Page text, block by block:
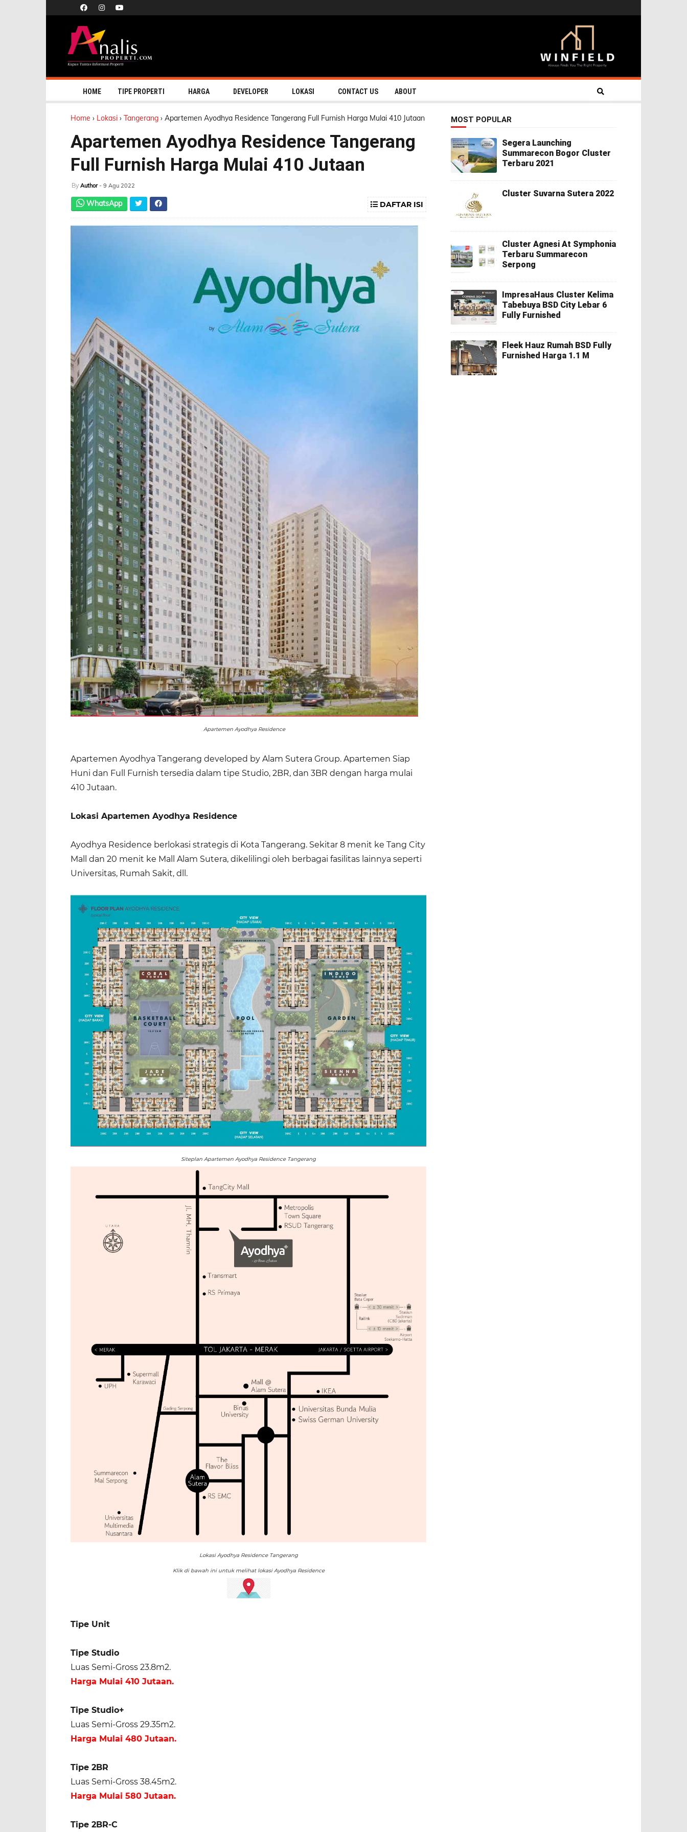
HOME TIPE PROPERTI HARGA DEVELOPER LOKASI CONTACT US ABOUT
Home › Lokasi › Tangerang › Apartemen Ayodhya Residence Tangerang Full Furnish Harga Mulai 410 Jutaan
Apartemen Ayodhya Residence Tangerang
Full Furnish Harga Mulai 410 Jutaan
By Author - 9 Agu 2022
WhatsApp DAFTAR ISI
Apartemen Ayodhya Residence
Apartemen Ayodhya Tangerang developed by Alam Sutera Group. Apartemen Siap
Huni dan Full Furnish tersedia dalam tipe Studio, 2BR, dan 3BR dengan harga mulai
410 Jutaan.
Lokasi Apartemen Ayodhya Residence
Ayodhya Residence berlokasi strategis di Kota Tangerang. Sekitar 8 menit ke Tang City
Mall dan 20 menit ke Mall Alam Sutera, dikelilingi oleh berbagai fasilitas lainnya seperti
Universitas, Rumah Sakit, dll.
Siteplan Apartemen Ayodhya Residence Tangerang
Lokasi Ayodhya Residence Tangerang
Klik di bawah ini untuk melihat lokasi Ayodhya Residence
Tipe Unit
Tipe Studio
Luas Semi-Gross 23.8m2.
Harga Mulai 410 Jutaan.
Tipe Studio+
Luas Semi-Gross 29.35m2.
Harga Mulai 480 Jutaan.
Tipe 2BR
Luas Semi-Gross 38.45m2.
Harga Mulai 580 Jutaan.
Tipe 2BR-C
MOST POPULAR
Segera Launching
Summarecon Bogor Cluster
Terbaru 2021
Cluster Suvarna Sutera 2022
Cluster Agnesi At Symphonia
Terbaru Summarecon
Serpong
ImpresaHaus Cluster Kelima
Tabebuya BSD City Lebar 6
Fully Furnished
Fleek Hauz Rumah BSD Fully
Furnished Harga 1.1 M